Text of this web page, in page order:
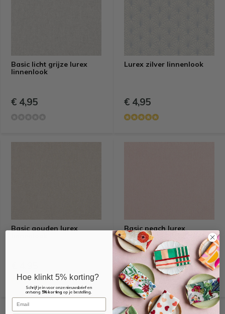
Basic licht grijze lurex
linnenlook
€ 4,95
Lurex zilver linnenlook
€ 4,95
Basic gouden lurex
Basic peach lurex
linnenlook
€ 4,95
Hoe klinkt 5% korting?
Schrijf je in voor onze nieuwsbrief en
ontvang 5% kortingop je bestelling.
Email